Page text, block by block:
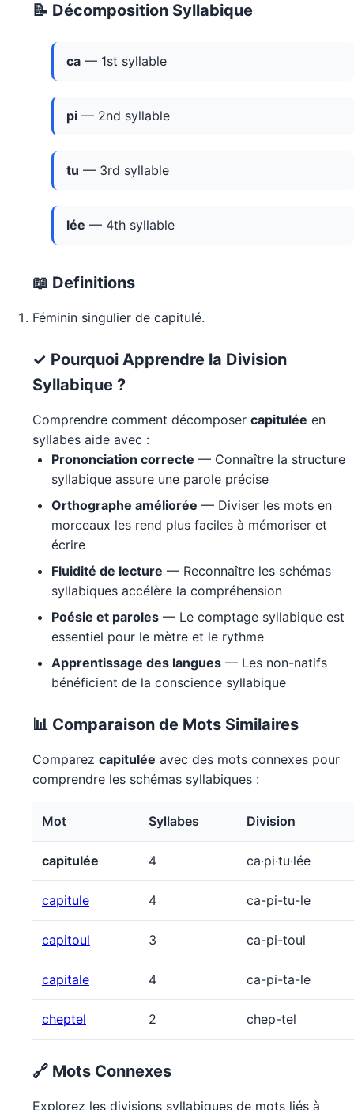
📝 Décomposition Syllabique
ca — 1st syllable
pi — 2nd syllable
tu — 3rd syllable
lée — 4th syllable
📖 Definitions
Féminin singulier de capitulé.
✓ Pourquoi Apprendre la Division
Syllabique ?
Comprendre comment décomposer capitulée en
syllabes aide avec :
Prononciation correcte — Connaître la structure
syllabique assure une parole précise
Orthographe améliorée — Diviser les mots en
morceaux les rend plus faciles à mémoriser et
écrire
Fluidité de lecture — Reconnaître les schémas
syllabiques accélère la compréhension
Poésie et paroles — Le comptage syllabique est
essentiel pour le mètre et le rythme
Apprentissage des langues — Les non-natifs
bénéficient de la conscience syllabique
📊 Comparaison de Mots Similaires
Comparez capitulée avec des mots connexes pour
comprendre les schémas syllabiques :
Mot Syllabes Division
capitulée 4 ca·pi·tu·lée
capitule 4 ca-pi-tu-le
capitoul 3 ca-pi-toul
capitale 4 ca-pi-ta-le
cheptel 2 chep-tel
🔗 Mots Connexes
Explorez les divisions syllabiques de mots liés à